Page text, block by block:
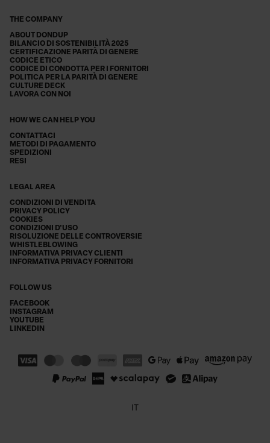
THE COMPANY
ABOUT DONDUP
BILANCIO DI SOSTENIBILITÀ 2025
CERTIFICAZIONE PARITÀ DI GENERE
CODICE ETICO
CODICE DI CONDOTTA PER I FORNITORI
POLITICA PER LA PARITÀ DI GENERE
CULTURE DECK
LAVORA CON NOI
HOW WE CAN HELP YOU
CONTATTACI
METODI DI PAGAMENTO
SPEDIZIONI
RESI
LEGAL AREA
CONDIZIONI DI VENDITA
PRIVACY POLICY
COOKIES
CONDIZIONI D'USO
RISOLUZIONE DELLE CONTROVERSIE
WHISTLEBLOWING
INFORMATIVA PRIVACY CLIENTI
INFORMATIVA PRIVACY FORNITORI
FOLLOW US
FACEBOOK
INSTAGRAM
YOUTUBE
LINKEDIN
IT